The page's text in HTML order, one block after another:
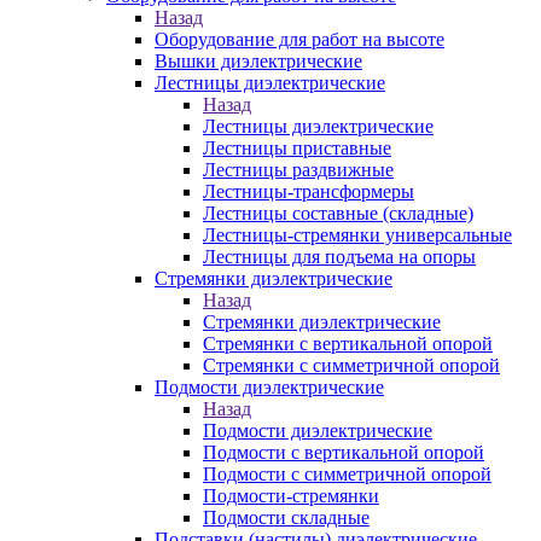
Назад
Оборудование для работ на высоте
Вышки диэлектрические
Лестницы диэлектрические
Назад
Лестницы диэлектрические
Лестницы приставные
Лестницы раздвижные
Лестницы-трансформеры
Лестницы составные (складные)
Лестницы-стремянки универсальные
Лестницы для подъема на опоры
Стремянки диэлектрические
Назад
Стремянки диэлектрические
Стремянки с вертикальной опорой
Стремянки с симметричной опорой
Подмости диэлектрические
Назад
Подмости диэлектрические
Подмости с вертикальной опорой
Подмости с симметричной опорой
Подмости-стремянки
Подмости складные